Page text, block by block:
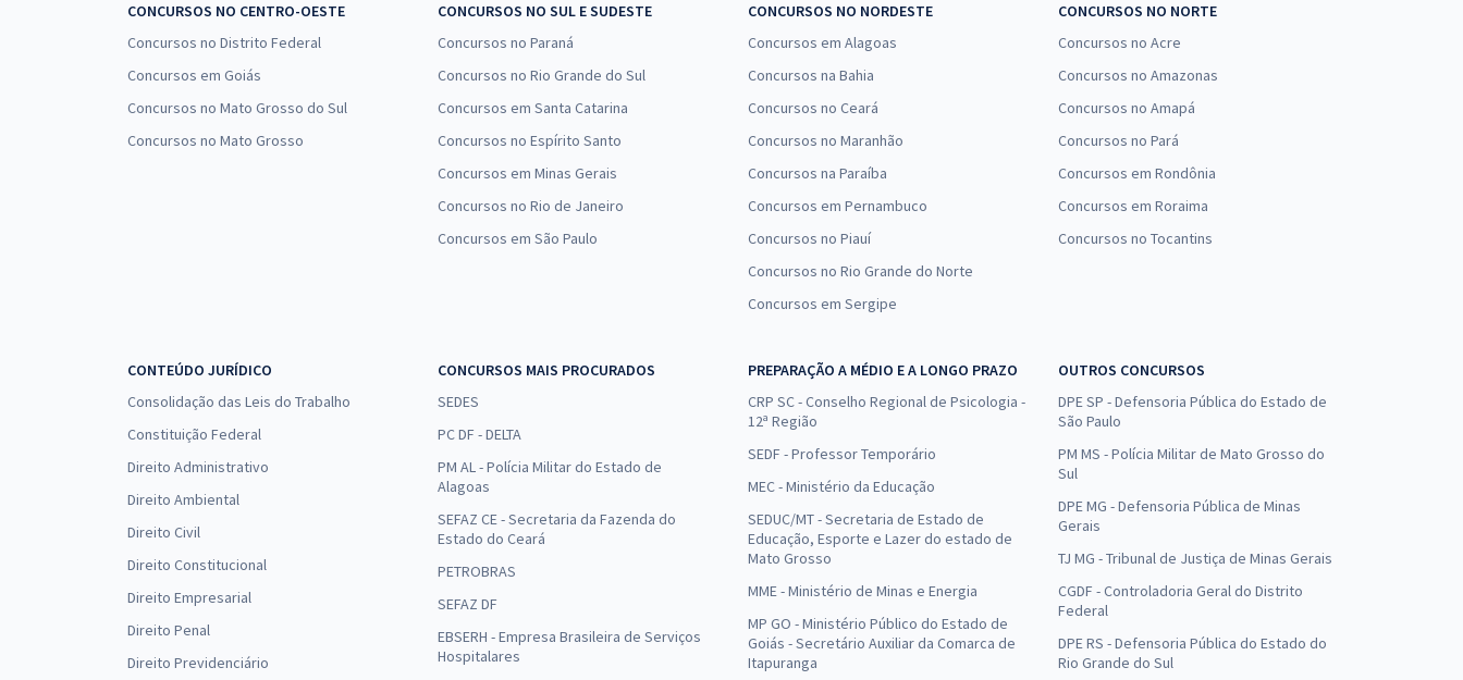
CONCURSOS NO CENTRO-OESTE
Concursos no Distrito Federal
Concursos em Goiás
Concursos no Mato Grosso do Sul
Concursos no Mato Grosso
CONCURSOS NO SUL E SUDESTE
Concursos no Paraná
Concursos no Rio Grande do Sul
Concursos em Santa Catarina
Concursos no Espírito Santo
Concursos em Minas Gerais
Concursos no Rio de Janeiro
Concursos em São Paulo
CONCURSOS NO NORDESTE
Concursos em Alagoas
Concursos na Bahia
Concursos no Ceará
Concursos no Maranhão
Concursos na Paraíba
Concursos em Pernambuco
Concursos no Piauí
Concursos no Rio Grande do Norte
Concursos em Sergipe
CONCURSOS NO NORTE
Concursos no Acre
Concursos no Amazonas
Concursos no Amapá
Concursos no Pará
Concursos em Rondônia
Concursos em Roraima
Concursos no Tocantins
CONTEÚDO JURÍDICO
Consolidação das Leis do Trabalho
Constituição Federal
Direito Administrativo
Direito Ambiental
Direito Civil
Direito Constitucional
Direito Empresarial
Direito Penal
Direito Previdenciário
CONCURSOS MAIS PROCURADOS
SEDES
PC DF - DELTA
PM AL - Polícia Militar do Estado de
Alagoas
SEFAZ CE - Secretaria da Fazenda do
Estado do Ceará
PETROBRAS
SEFAZ DF
EBSERH - Empresa Brasileira de Serviços
Hospitalares
PREPARAÇÃO A MÉDIO E A LONGO PRAZO
CRP SC - Conselho Regional de Psicologia -
12ª Região
SEDF - Professor Temporário
MEC - Ministério da Educação
SEDUC/MT - Secretaria de Estado de
Educação, Esporte e Lazer do estado de
Mato Grosso
MME - Ministério de Minas e Energia
MP GO - Ministério Público do Estado de
Goiás - Secretário Auxiliar da Comarca de
Itapuranga
OUTROS CONCURSOS
DPE SP - Defensoria Pública do Estado de
São Paulo
PM MS - Polícia Militar de Mato Grosso do
Sul
DPE MG - Defensoria Pública de Minas
Gerais
TJ MG - Tribunal de Justiça de Minas Gerais
CGDF - Controladoria Geral do Distrito
Federal
DPE RS - Defensoria Pública do Estado do
Rio Grande do Sul